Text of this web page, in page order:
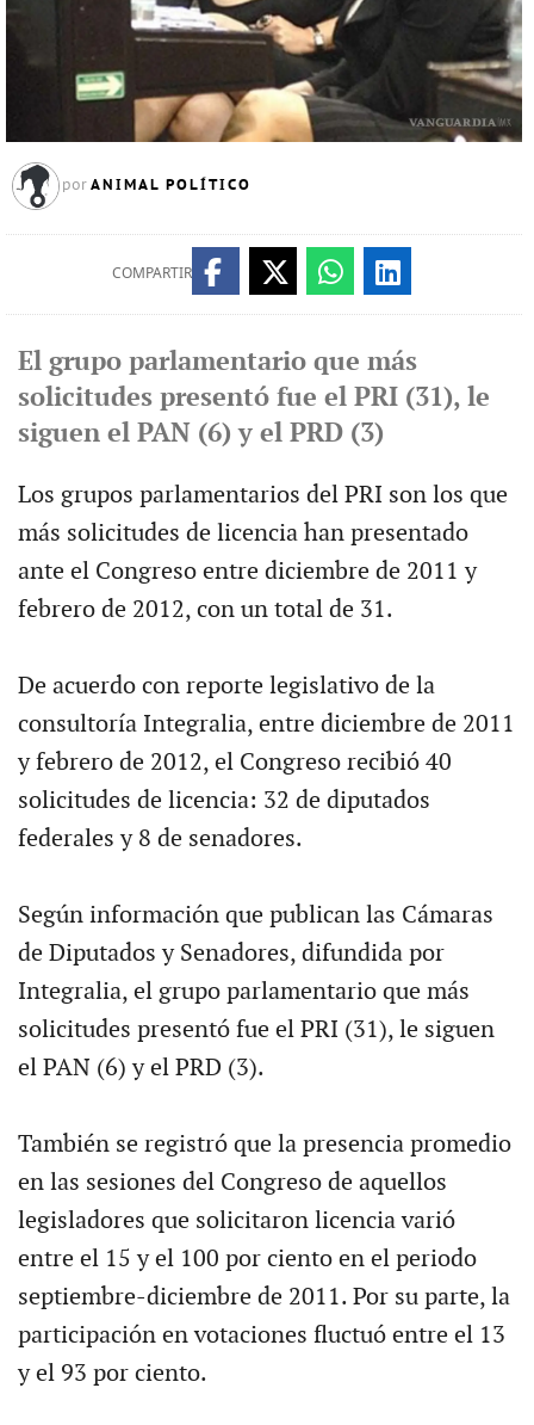
por ANIMAL POLÍTICO
COMPARTIR
El grupo parlamentario que más
solicitudes presentó fue el PRI (31), le
siguen el PAN (6) y el PRD (3)
Los grupos parlamentarios del PRI son los que
más solicitudes de licencia han presentado
ante el Congreso entre diciembre de 2011 y
febrero de 2012, con un total de 31.
De acuerdo con reporte legislativo de la
consultoría Integralia, entre diciembre de 2011
y febrero de 2012, el Congreso recibió 40
solicitudes de licencia: 32 de diputados
federales y 8 de senadores.
Según información que publican las Cámaras
de Diputados y Senadores, difundida por
Integralia, el grupo parlamentario que más
solicitudes presentó fue el PRI (31), le siguen
el PAN (6) y el PRD (3).
También se registró que la presencia promedio
en las sesiones del Congreso de aquellos
legisladores que solicitaron licencia varió
entre el 15 y el 100 por ciento en el periodo
septiembre-diciembre de 2011. Por su parte, la
participación en votaciones fluctuó entre el 13
y el 93 por ciento.